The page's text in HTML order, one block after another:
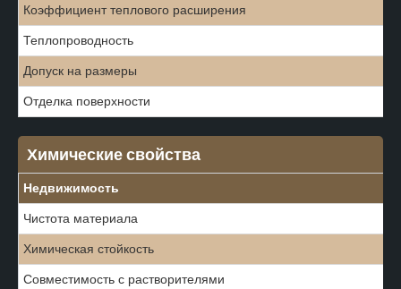
Коэффициент теплового расширения
Теплопроводность
Допуск на размеры
Отделка поверхности
Химические свойства
Недвижимость
Чистота материала
Химическая стойкость
Совместимость с растворителями